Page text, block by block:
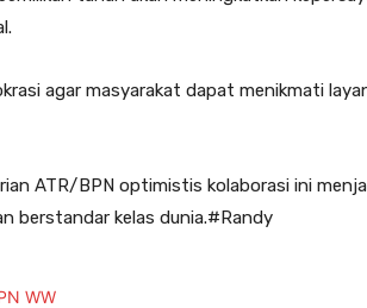
agar masyarakat dapat menikmati
ATR/BPN optimistis kolaborasi ini
berstandar kelas dunia.#Randy